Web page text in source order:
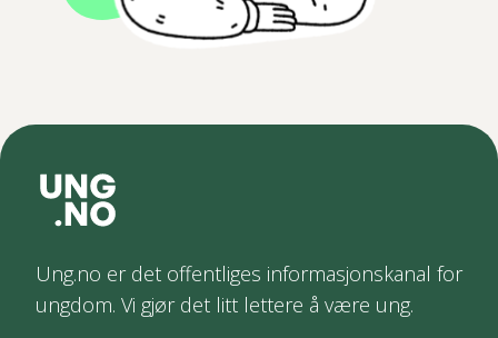
Ung.no er det offentliges informasjonskanal for
ungdom. Vi gjør det litt lettere å være ung.